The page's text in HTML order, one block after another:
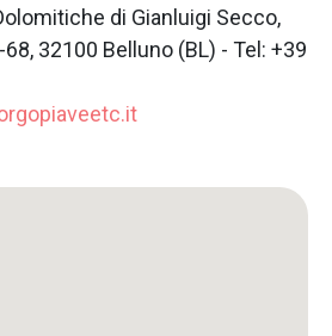
di Gianluigi Secco,
32100 Belluno (BL) - Tel: +39